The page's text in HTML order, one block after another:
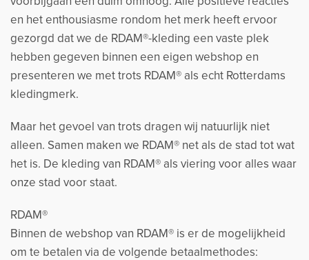
en het enthousiasme rondom het merk heeft ervoor
gezorgd dat we de RDAM®-kleding een vaste plek
hebben gegeven binnen een eigen webshop en
presenteren we met trots RDAM® als echt Rotterdams
kledingmerk.
Maar het gevoel van trots dragen wij natuurlijk niet
alleen. Samen maken we RDAM® net als de stad tot wat
het is. De kleding van RDAM® als viering voor alles waar
onze stad voor staat.
RDAM®
Binnen de webshop van RDAM® is er de mogelijkheid
om te betalen via de volgende betaalmethodes: